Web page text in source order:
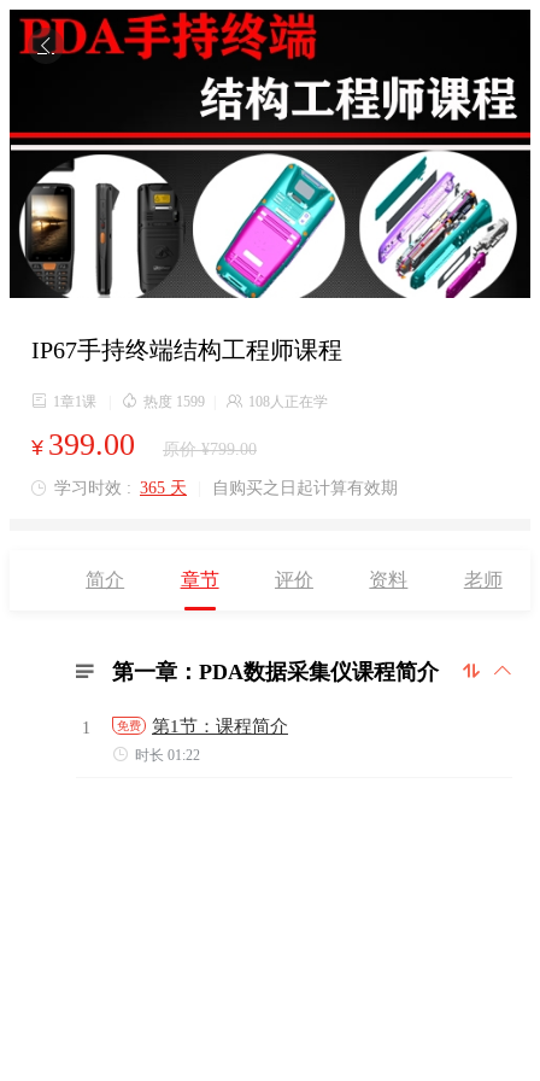

IP67手持终端结构工程师课程
 1章1课  热度 1599  108人正在学
¥ 399.00 原价 ¥799.00
 学习时效 : 365 天 自购买之日起计算有效期
简介 章节 评价 资料 老师
 
 第一章：PDA数据采集仪课程简介
1 免费 第1节：课程简介
 时长 01:22